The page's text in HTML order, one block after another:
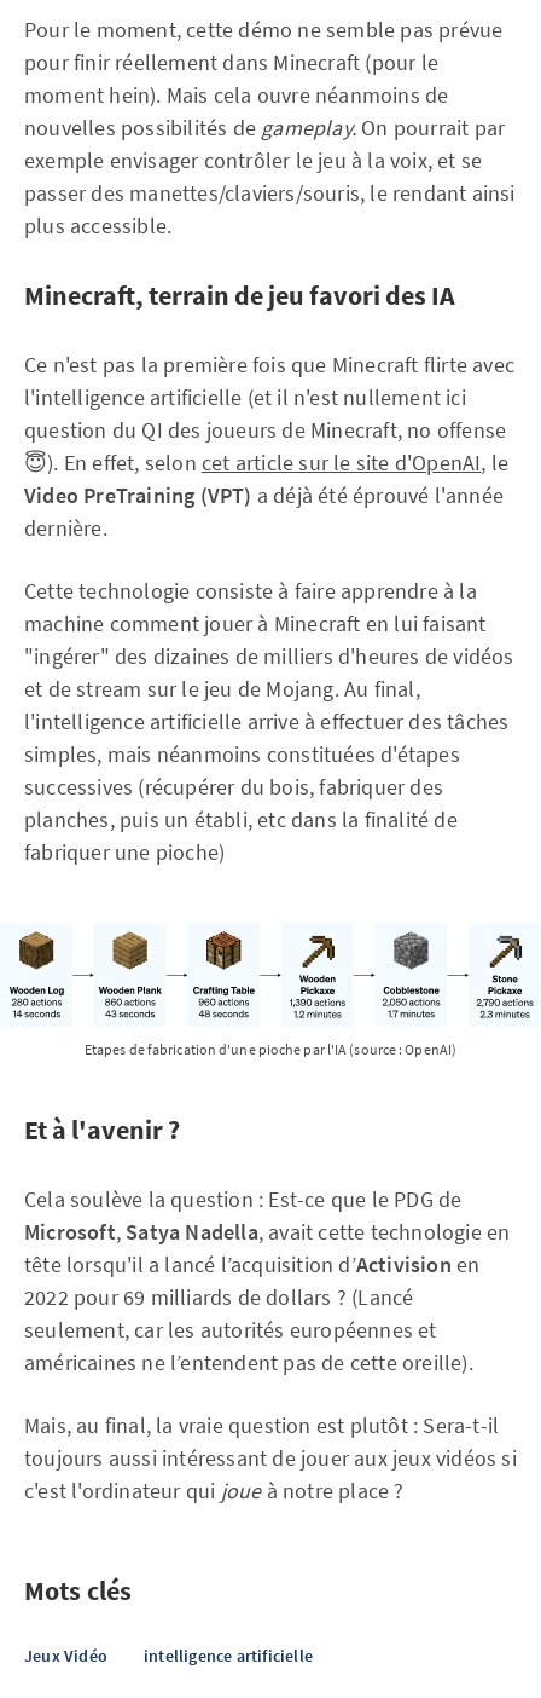
Pour le moment, cette démo ne semble pas prévue
pour finir réellement dans Minecraft (pour le
moment hein). Mais cela ouvre néanmoins de
nouvelles possibilités de gameplay. On pourrait par
exemple envisager contrôler le jeu à la voix, et se
passer des manettes/claviers/souris, le rendant ainsi
plus accessible.
Minecraft, terrain de jeu favori des IA
Ce n'est pas la première fois que Minecraft flirte avec
l'intelligence artificielle (et il n'est nullement ici
question du QI des joueurs de Minecraft, no offense
😇). En effet, selon cet article sur le site d'OpenAI, le
Video PreTraining (VPT) a déjà été éprouvé l'année
dernière.
Cette technologie consiste à faire apprendre à la
machine comment jouer à Minecraft en lui faisant
"ingérer" des dizaines de milliers d'heures de vidéos
et de stream sur le jeu de Mojang. Au final,
l'intelligence artificielle arrive à effectuer des tâches
simples, mais néanmoins constituées d'étapes
successives (récupérer du bois, fabriquer des
planches, puis un établi, etc dans la finalité de
fabriquer une pioche)
Etapes de fabrication d'une pioche par l'IA (source : OpenAI)
Et à l'avenir ?
Cela soulève la question : Est-ce que le PDG de
Microsoft, Satya Nadella, avait cette technologie en
tête lorsqu'il a lancé l’acquisition d’Activision en
2022 pour 69 milliards de dollars ? (Lancé
seulement, car les autorités européennes et
américaines ne l’entendent pas de cette oreille).
Mais, au final, la vraie question est plutôt : Sera-t-il
toujours aussi intéressant de jouer aux jeux vidéos si
c'est l'ordinateur qui joueà notre place ?
Mots clés
Jeux Vidéo intelligence artificielle